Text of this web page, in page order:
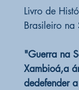
Livro de
Brasileiro na
"Guerra na
Xambioá,a
dedefender